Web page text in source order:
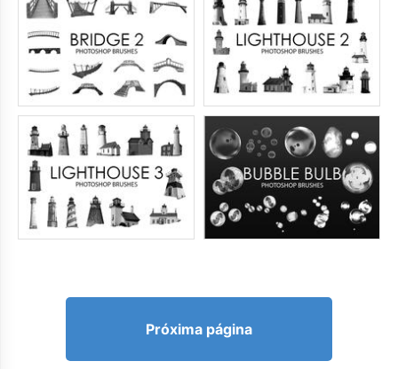
Próxima página